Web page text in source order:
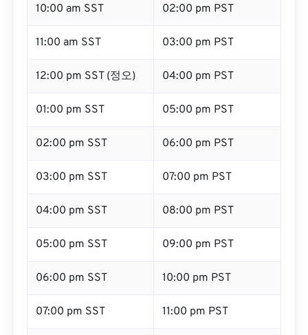
10:00 am SST 02:00 pm PST
11:00 am SST 03:00 pm PST
12:00 pm SST (정오) 04:00 pm PST
01:00 pm SST 05:00 pm PST
02:00 pm SST 06:00 pm PST
03:00 pm SST 07:00 pm PST
04:00 pm SST 08:00 pm PST
05:00 pm SST 09:00 pm PST
06:00 pm SST 10:00 pm PST
07:00 pm SST 11:00 pm PST